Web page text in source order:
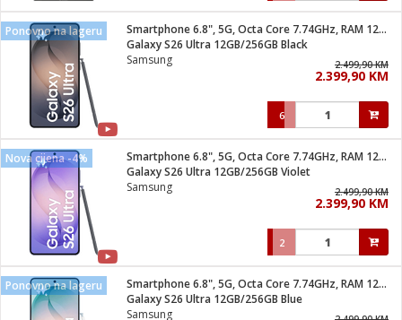
Sušilica
/ Zdravlje
za kosu
brijanje
tuš
Ponovno na lageru
Smartphone 6.8", 5G, Octa Core 7.74GHz, RAM 12GB, 200Mpixel
Galaxy S26 Ultra 12GB/256GB Black
Samsung
2.499,90 KM
2.399,90 KM
6
Nova cijena -4%
Smartphone 6.8", 5G, Octa Core 7.74GHz, RAM 12GB, 200Mpixel
Galaxy S26 Ultra 12GB/256GB Violet
Samsung
2.499,90 KM
2.399,90 KM
2
Ponovno na lageru
Smartphone 6.8", 5G, Octa Core 7.74GHz, RAM 12GB, 200Mpixel
Galaxy S26 Ultra 12GB/256GB Blue
Samsung